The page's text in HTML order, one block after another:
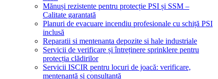
Mănuși rezistente pentru protecție PSI și SSM –
Calitate garantată
Planuri de evacuare incendiu profesionale cu schiță PSI
inclusă
Reparatii si mentenanta depozite si hale industriale
Servicii de verificare și întreținere sprinklere pentru
protecția clădirilor
Servicii ISCIR pentru locuri de joacă: verificare,
mentenanță și consultanță